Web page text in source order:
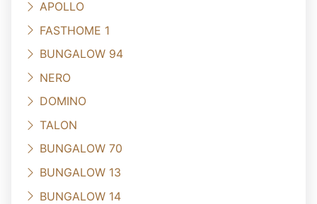
APOLLO
FASTHOME 1
BUNGALOW 94
NERO
DOMINO
TALON
BUNGALOW 70
BUNGALOW 13
BUNGALOW 14